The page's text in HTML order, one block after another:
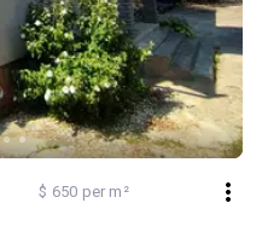
$ 650 per m²